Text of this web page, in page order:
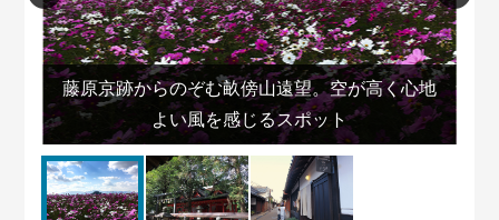
藤原京跡からのぞむ畝傍山遠望。空が高く心地
よい風を感じるスポット